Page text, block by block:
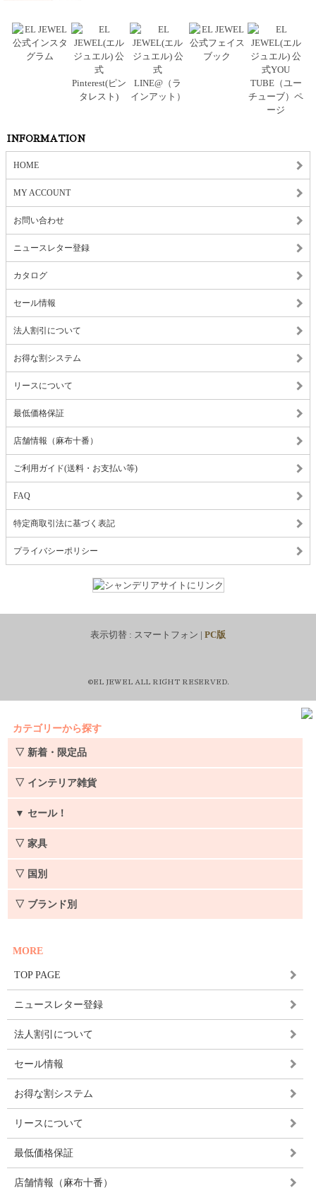
INFORMATION
HOME
MY ACCOUNT
お問い合わせ
ニュースレター登録
カタログ
セール情報
法人割引について
お得な割システム
リースについて
最低価格保証
店舗情報（麻布十番）
ご利用ガイド(送料・お支払い等)
FAQ
特定商取引法に基づく表記
プライバシーポリシー
表示切替 : スマートフォン | PC版
©EL JEWEL ALL RIGHT RESERVED.
カテゴリーから探す
▽ 新着・限定品
▽ インテリア雑貨
▼ セール！
▽ 家具
▽ 国別
▽ ブランド別
MORE
TOP PAGE
ニュースレター登録
法人割引について
セール情報
お得な割システム
リースについて
最低価格保証
店舗情報（麻布十番）